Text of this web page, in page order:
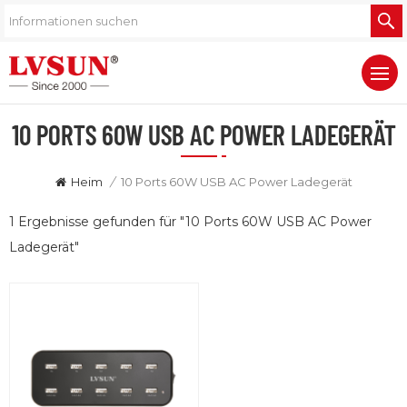
10 PORTS 60W USB AC POWER LADEGERÄT
Heim / 10 Ports 60W USB AC Power Ladegerät
1 Ergebnisse gefunden für "10 Ports 60W USB AC Power
Ladegerät"